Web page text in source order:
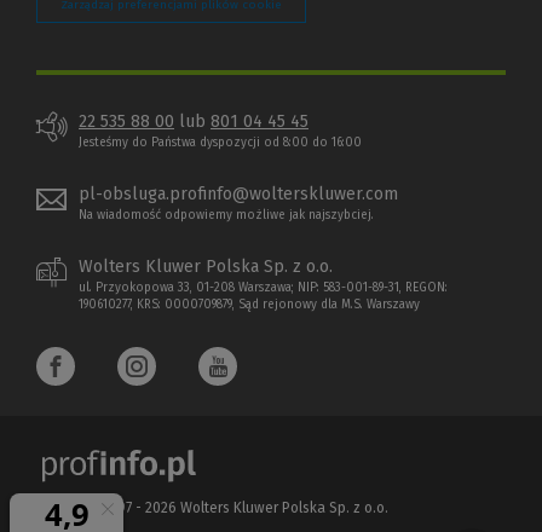
Zarządzaj preferencjami plików cookie
22 535 88 00 lub 801 04 45 45
Jesteśmy do Państwa dyspozycji od 8:00 do 16:00
pl-obsluga.profinfo@wolterskluwer.com
Na wiadomość odpowiemy możliwe jak najszybciej.
Wolters Kluwer Polska Sp. z o.o.
ul. Przyokopowa 33, 01-208 Warszawa; NIP: 583-001-89-31, REGON:
190610277, KRS: 0000709879, Sąd rejonowy dla M.S. Warszawy
Copyright 1997 - 2026 Wolters Kluwer Polska Sp. z o.o.